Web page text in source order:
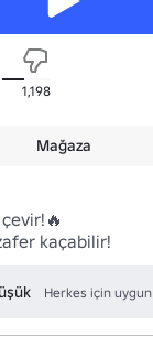
1,198
Mağaza
kaçabilir!
Herkes için uygun